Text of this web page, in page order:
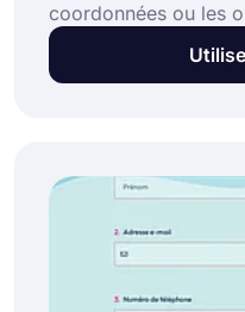
coordonnées ou les
peut rapidement
de formulaire